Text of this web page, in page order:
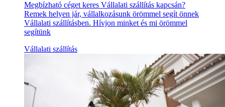
Megbízható céget keres Vállalati szállítás kapcsán?
Remek helyen jár, vállalkozásunk örömmel segít önnek
Vállalati szállításben. Hívjon minket és mi örömmel
segítünk
Vállalati szállítás